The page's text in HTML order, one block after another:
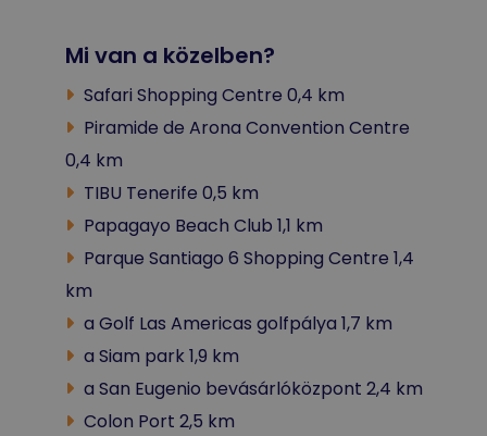
Mi van a közelben?
Safari Shopping Centre 0,4 km
Piramide de Arona Convention Centre
0,4 km
TIBU Tenerife 0,5 km
Papagayo Beach Club 1,1 km
Parque Santiago 6 Shopping Centre 1,4
km
a Golf Las Americas golfpálya 1,7 km
a Siam park 1,9 km
a San Eugenio bevásárlóközpont 2,4 km
Colon Port 2,5 km